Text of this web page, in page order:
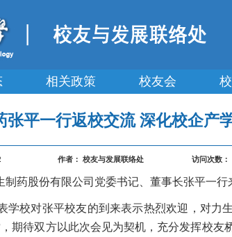
相关政策 校友会
张平一行返校交流 深化校企产
作者： 校友与发展联络处 访问次数：
药股份有限公司党委书记、董事长张平一行
学校对张平校友的到来表示热烈欢迎，对力
期待双方以此次会见为契机，充分发挥校友